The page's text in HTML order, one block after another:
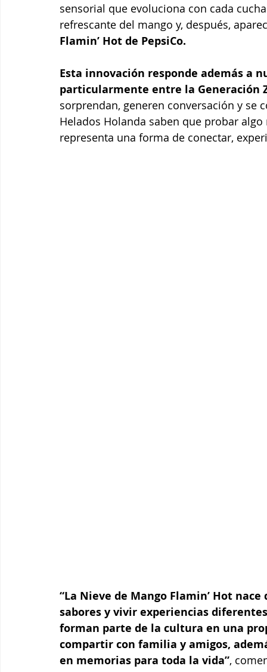
sensorial que evoluciona con cada
refrescante del mango y, después,
Flamin’ Hot de PepsiCo.
Esta innovación responde además a
particularmente entre la Generación
sorprendan, generen conversación y se
Helados Holanda saben que probar
representa una forma de conectar,
“La Nieve de Mango Flamin’ Hot
sabores y vivir experiencias
forman parte de la cultura en una
compartir con familia y amigos,
en memorias para toda la vida”,